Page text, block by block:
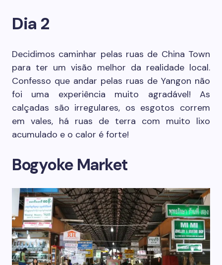
Dia 2
Decidimos caminhar pelas ruas de China Town
para ter um visão melhor da realidade local.
Confesso que andar pelas ruas de Yangon não
foi uma experiência muito agradável! As
calçadas são irregulares, os esgotos correm
em vales, há ruas de terra com muito lixo
acumulado e o calor é forte!
Bogyoke Market